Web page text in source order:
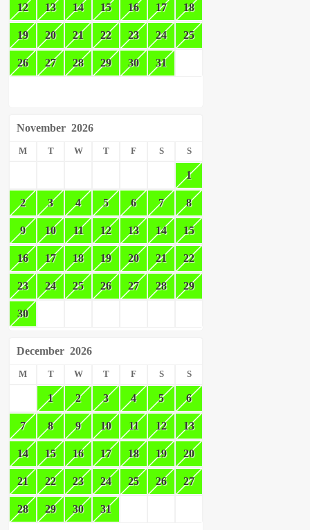
12 13 14 15 16 17 18
19 20 21 22 23 24 25
26 27 28 29 30 31
November 2026
M T W T F S S
1
2 3 4 5 6 7 8
9 10 11 12 13 14 15
16 17 18 19 20 21 22
23 24 25 26 27 28 29
30
December 2026
M T W T F S S
1 2 3 4 5 6
7 8 9 10 11 12 13
14 15 16 17 18 19 20
21 22 23 24 25 26 27
28 29 30 31